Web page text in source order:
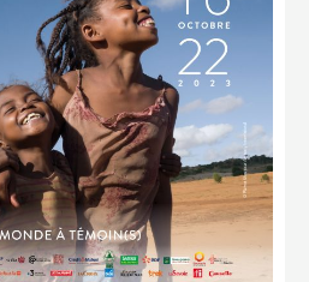
MODÈLE D’ACCORD DE
PRESTATION
AUTEUR/PORTEUR DE
PROJET
LA COPIE PRIVÉE
NUMÉRIQUE
LA CULTURE AVEC LA COPIE
PRIVÉE